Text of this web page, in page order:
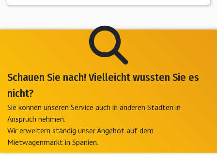
Schauen Sie nach! Vielleicht wussten Sie es
nicht?
Sie können unseren Service auch in anderen Städten in
Anspruch nehmen.
Wir erweitern ständig unser Angebot auf dem
Mietwagenmarkt in Spanien.